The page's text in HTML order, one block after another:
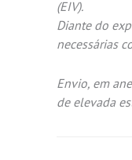
(EIV).
Diante do
necessárias
Envio, em
de elevada